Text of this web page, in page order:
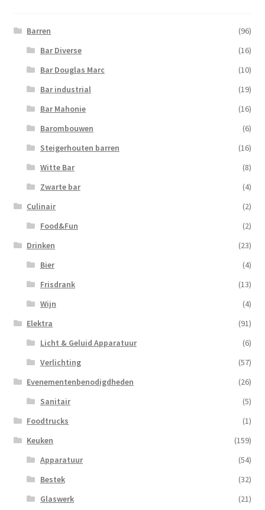
Barren
(96)
Bar Diverse
(16)
Bar Douglas Marc
(10)
Bar industrial
(19)
Bar Mahonie
(16)
Barombouwen
(6)
Steigerhouten barren
(16)
Witte Bar
(8)
Zwarte bar
(4)
Culinair
(2)
Food&Fun
(2)
Drinken
(23)
Bier
(4)
Frisdrank
(13)
Wijn
(4)
Elektra
(91)
Licht & Geluid Apparatuur
(6)
Verlichting
(57)
Evenementenbenodigdheden
(26)
Sanitair
(5)
Foodtrucks
(1)
Keuken
(159)
Apparatuur
(54)
Bestek
(32)
Glaswerk
(21)